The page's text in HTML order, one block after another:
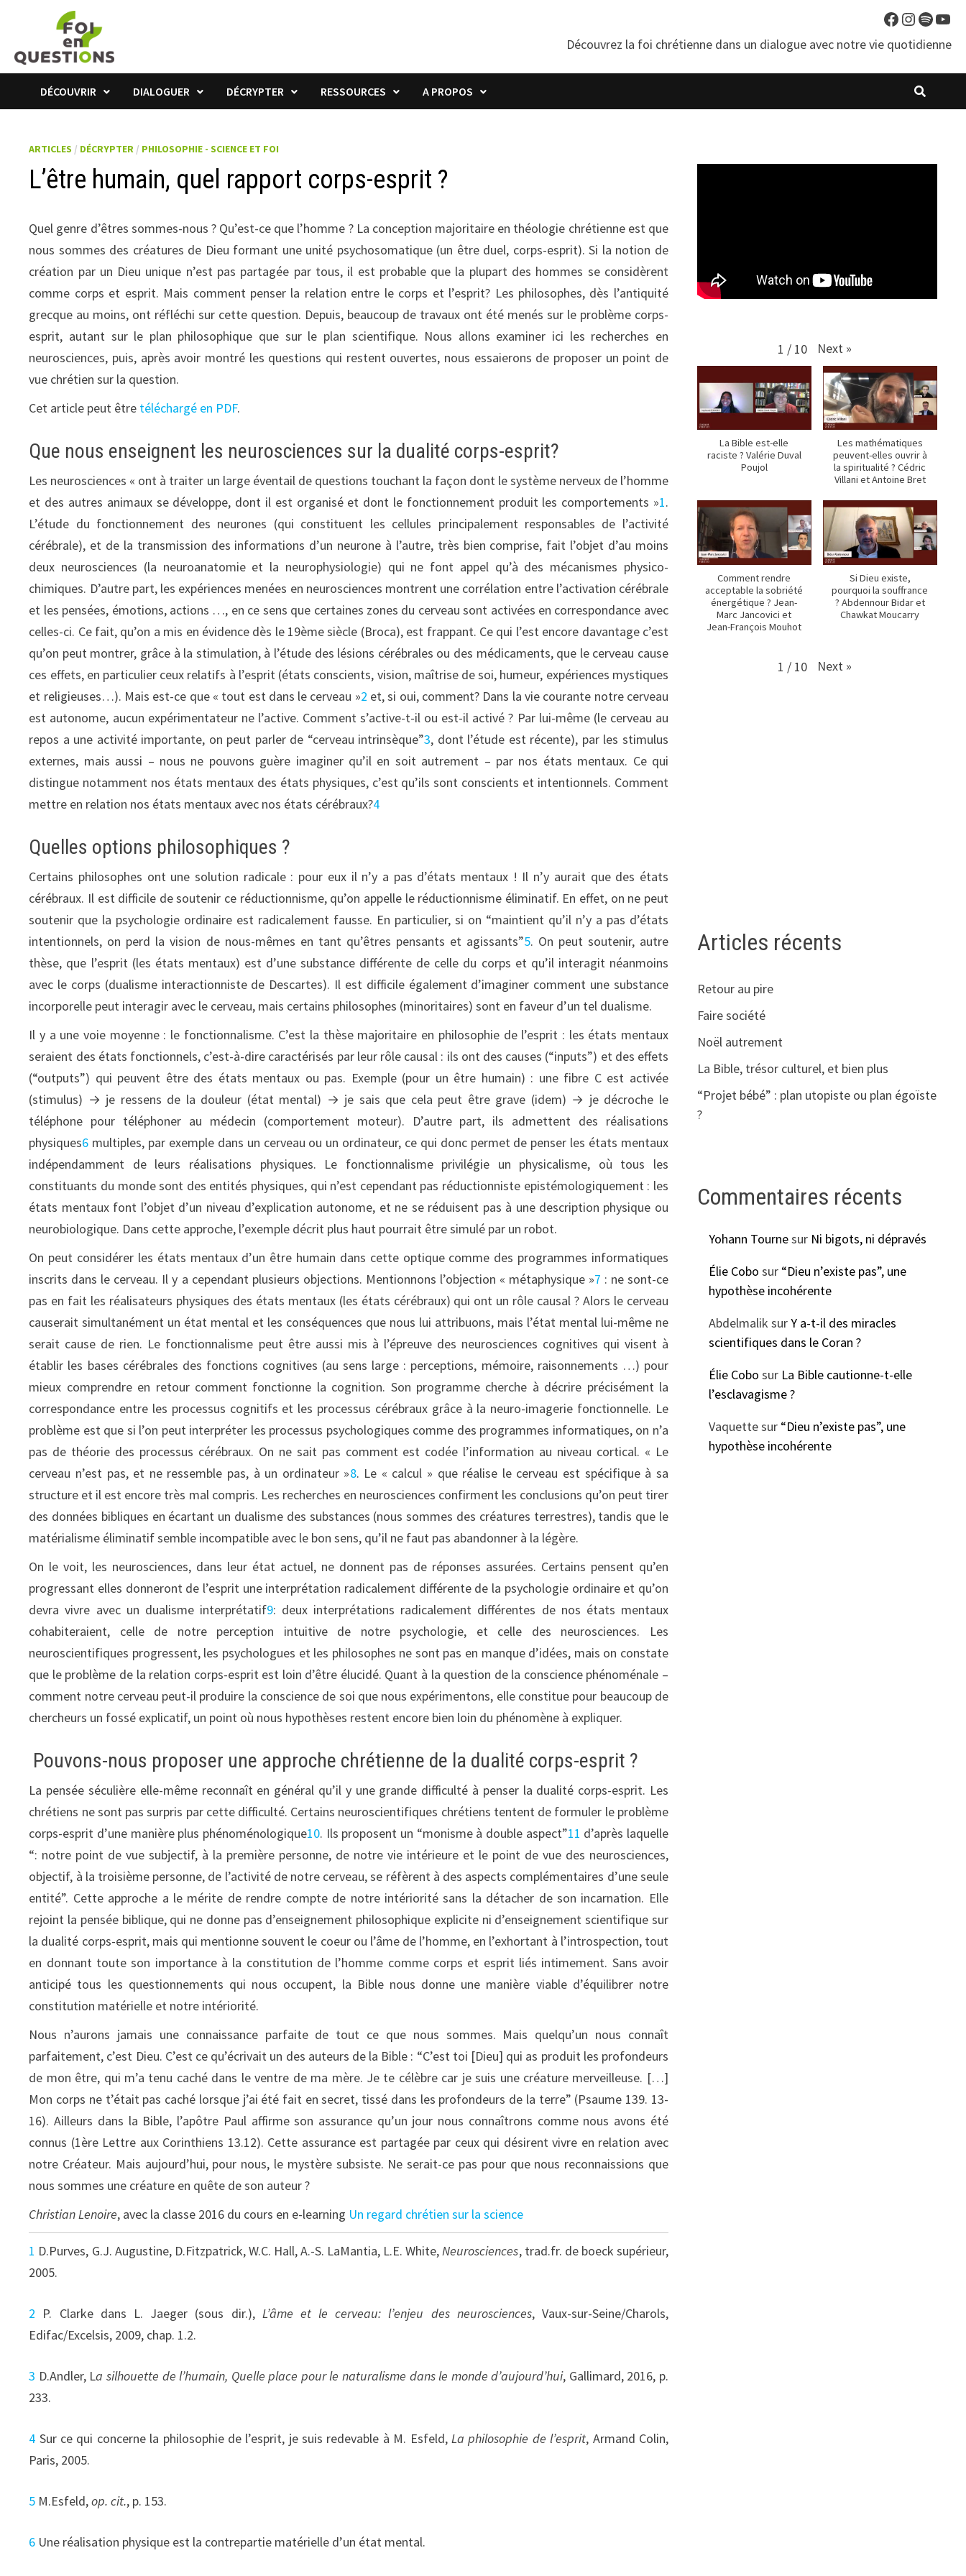
contenu
Facebook
Découvrez la foi chrétienne dans un dialogue avec notre vie quotidienne
DÉCOUVRIR DIALOGUER DÉCRYPTER RESSOURCES A PROPOS
ARTICLES / DÉCRYPTER / PHILOSOPHIE - SCIENCE ET FOI
L’être humain, quel rapport corps-esprit ?
Quel genre d’êtres sommes-nous ? Qu’est-ce que l’homme ? La conception majoritaire en théologie chrétienne est que
nous sommes des créatures de Dieu formant une unité psychosomatique (un être duel, corps-esprit). Si la notion de
création par un Dieu unique n’est pas partagée par tous, il est probable que la plupart des hommes se considèrent
comme corps et esprit. Mais comment penser la relation entre le corps et l’esprit? Les philosophes, dès l’antiquité
grecque au moins, ont réfléchi sur cette question. Depuis, beaucoup de travaux ont été menés sur le problème corps-
esprit, autant sur le plan philosophique que sur le plan scientifique. Nous allons examiner ici les recherches en
neurosciences, puis, après avoir montré les questions qui restent ouvertes, nous essaierons de proposer un point de
vue chrétien sur la question.
Cet article peut être téléchargé en PDF.
Que nous enseignent les neurosciences sur la dualité corps-esprit?
Les neurosciences « ont à traiter un large éventail de questions touchant la façon dont le système nerveux de l’homme
et des autres animaux se développe, dont il est organisé et dont le fonctionnement produit les comportements »1.
L’étude du fonctionnement des neurones (qui constituent les cellules principalement responsables de l’activité
cérébrale), et de la transmission des informations d’un neurone à l’autre, très bien comprise, fait l’objet d’au moins
deux neurosciences (la neuroanatomie et la neurophysiologie) qui ne font appel qu’à des mécanismes physico-
chimiques. D’autre part, les expériences menées en neurosciences montrent une corrélation entre l’activation cérébrale
et les pensées, émotions, actions …, en ce sens que certaines zones du cerveau sont activées en correspondance avec
celles-ci. Ce fait, qu’on a mis en évidence dès le 19ème siècle (Broca), est frappant. Ce qui l’est encore davantage c’est
qu’on peut montrer, grâce à la stimulation, à l’étude des lésions cérébrales ou des médicaments, que le cerveau cause
ces effets, en particulier ceux relatifs à l’esprit (états conscients, vision, maîtrise de soi, humeur, expériences mystiques
et religieuses…). Mais est-ce que « tout est dans le cerveau »2 et, si oui, comment? Dans la vie courante notre cerveau
est autonome, aucun expérimentateur ne l’active. Comment s’active-t-il ou est-il activé ? Par lui-même (le cerveau au
repos a une activité importante, on peut parler de “cerveau intrinsèque”3, dont l’étude est récente), par les stimulus
externes, mais aussi – nous ne pouvons guère imaginer qu’il en soit autrement – par nos états mentaux. Ce qui
distingue notamment nos états mentaux des états physiques, c’est qu’ils sont conscients et intentionnels. Comment
mettre en relation nos états mentaux avec nos états cérébraux?4
Quelles options philosophiques ?
Certains philosophes ont une solution radicale : pour eux il n’y a pas d’états mentaux ! Il n’y aurait que des états
cérébraux. Il est difficile de soutenir ce réductionnisme, qu’on appelle le réductionnisme éliminatif. En effet, on ne peut
soutenir que la psychologie ordinaire est radicalement fausse. En particulier, si on “maintient qu’il n’y a pas d’états
intentionnels, on perd la vision de nous-mêmes en tant qu’êtres pensants et agissants”5. On peut soutenir, autre
thèse, que l’esprit (les états mentaux) est d’une substance différente de celle du corps et qu’il interagit néanmoins
avec le corps (dualisme interactionniste de Descartes). Il est difficile également d’imaginer comment une substance
incorporelle peut interagir avec le cerveau, mais certains philosophes (minoritaires) sont en faveur d’un tel dualisme.
Il y a une voie moyenne : le fonctionnalisme. C’est la thèse majoritaire en philosophie de l’esprit : les états mentaux
seraient des états fonctionnels, c’est-à-dire caractérisés par leur rôle causal : ils ont des causes (“inputs”) et des effets
(“outputs”) qui peuvent être des états mentaux ou pas. Exemple (pour un être humain) : une fibre C est activée
(stimulus) → je ressens de la douleur (état mental) → je sais que cela peut être grave (idem) → je décroche le
téléphone pour téléphoner au médecin (comportement moteur). D’autre part, ils admettent des réalisations
physiques6 multiples, par exemple dans un cerveau ou un ordinateur, ce qui donc permet de penser les états mentaux
indépendamment de leurs réalisations physiques. Le fonctionnalisme privilégie un physicalisme, où tous les
constituants du monde sont des entités physiques, qui n’est cependant pas réductionniste epistémologiquement : les
états mentaux font l’objet d’un niveau d’explication autonome, et ne se réduisent pas à une description physique ou
neurobiologique. Dans cette approche, l’exemple décrit plus haut pourrait être simulé par un robot.
On peut considérer les états mentaux d’un être humain dans cette optique comme des programmes informatiques
inscrits dans le cerveau. Il y a cependant plusieurs objections. Mentionnons l’objection « métaphysique »7 : ne sont-ce
pas en fait les réalisateurs physiques des états mentaux (les états cérébraux) qui ont un rôle causal ? Alors le cerveau
causerait simultanément un état mental et les conséquences que nous lui attribuons, mais l’état mental lui-même ne
serait cause de rien. Le fonctionnalisme peut être aussi mis à l’épreuve des neurosciences cognitives qui visent à
établir les bases cérébrales des fonctions cognitives (au sens large : perceptions, mémoire, raisonnements …) pour
mieux comprendre en retour comment fonctionne la cognition. Son programme cherche à décrire précisément la
correspondance entre les processus cognitifs et les processus cérébraux grâce à la neuro-imagerie fonctionnelle. Le
problème est que si l’on peut interpréter les processus psychologiques comme des programmes informatiques, on n’a
pas de théorie des processus cérébraux. On ne sait pas comment est codée l’information au niveau cortical. « Le
cerveau n’est pas, et ne ressemble pas, à un ordinateur »8. Le « calcul » que réalise le cerveau est spécifique à sa
structure et il est encore très mal compris. Les recherches en neurosciences confirment les conclusions qu’on peut tirer
des données bibliques en écartant un dualisme des substances (nous sommes des créatures terrestres), tandis que le
matérialisme éliminatif semble incompatible avec le bon sens, qu’il ne faut pas abandonner à la légère.
On le voit, les neurosciences, dans leur état actuel, ne donnent pas de réponses assurées. Certains pensent qu’en
progressant elles donneront de l’esprit une interprétation radicalement différente de la psychologie ordinaire et qu’on
devra vivre avec un dualisme interprétatif9: deux interprétations radicalement différentes de nos états mentaux
cohabiteraient, celle de notre perception intuitive de notre psychologie, et celle des neurosciences. Les
neuroscientifiques progressent, les psychologues et les philosophes ne sont pas en manque d’idées, mais on constate
que le problème de la relation corps-esprit est loin d’être élucidé. Quant à la question de la conscience phénoménale –
comment notre cerveau peut-il produire la conscience de soi que nous expérimentons, elle constitue pour beaucoup de
chercheurs un fossé explicatif, un point où nous hypothèses restent encore bien loin du phénomène à expliquer.
Pouvons-nous proposer une approche chrétienne de la dualité corps-esprit ?
La pensée séculière elle-même reconnaît en général qu’il y une grande difficulté à penser la dualité corps-esprit. Les
chrétiens ne sont pas surpris par cette difficulté. Certains neuroscientifiques chrétiens tentent de formuler le problème
corps-esprit d’une manière plus phénoménologique10. Ils proposent un “monisme à double aspect”11 d’après laquelle
“: notre point de vue subjectif, à la première personne, de notre vie intérieure et le point de vue des neurosciences,
objectif, à la troisième personne, de l’activité de notre cerveau, se réfèrent à des aspects complémentaires d’une seule
entité”. Cette approche a le mérite de rendre compte de notre intériorité sans la détacher de son incarnation. Elle
rejoint la pensée biblique, qui ne donne pas d’enseignement philosophique explicite ni d’enseignement scientifique sur
la dualité corps-esprit, mais qui mentionne souvent le coeur ou l’âme de l’homme, en l’exhortant à l’introspection, tout
en donnant toute son importance à la constitution de l’homme comme corps et esprit liés intimement. Sans avoir
anticipé tous les questionnements qui nous occupent, la Bible nous donne une manière viable d’équilibrer notre
constitution matérielle et notre intériorité.
Nous n’aurons jamais une connaissance parfaite de tout ce que nous sommes. Mais quelqu’un nous connaît
parfaitement, c’est Dieu. C’est ce qu’écrivait un des auteurs de la Bible : “C’est toi [Dieu] qui as produit les profondeurs
de mon être, qui m’a tenu caché dans le ventre de ma mère. Je te célèbre car je suis une créature merveilleuse. […]
Mon corps ne t’était pas caché lorsque j’ai été fait en secret, tissé dans les profondeurs de la terre” (Psaume 139. 13-
16). Ailleurs dans la Bible, l’apôtre Paul affirme son assurance qu’un jour nous connaîtrons comme nous avons été
connus (1ère Lettre aux Corinthiens 13.12). Cette assurance est partagée par ceux qui désirent vivre en relation avec
notre Créateur. Mais aujourd’hui, pour nous, le mystère subsiste. Ne serait-ce pas pour que nous reconnaissions que
nous sommes une créature en quête de son auteur ?
Christian Lenoire, avec la classe 2016 du cours en e-learning Un regard chrétien sur la science
1 D.Purves, G.J. Augustine, D.Fitzpatrick, W.C. Hall, A.-S. LaMantia, L.E. White,Neurosciences, trad.fr. de boeck supérieur,
2005.
2 P. Clarke dans L. Jaeger (sous dir.), L’âme et le cerveau: l’enjeu des neurosciences, Vaux-sur-Seine/Charols,
Edifac/Excelsis, 2009, chap. 1.2.
3 D.Andler, La silhouette de l’humain, Quelle place pour le naturalisme dans le monde d’aujourd’hui, Gallimard, 2016, p.
233.
4 Sur ce qui concerne la philosophie de l’esprit, je suis redevable à M. Esfeld,La philosophie de l’esprit, Armand Colin,
Paris, 2005.
5 M.Esfeld,op. cit., p. 153.
6 Une réalisation physique est la contrepartie matérielle d’un état mental.
1 / 10 Next »
La Bible est-elle
raciste ? Valérie Duval
Poujol
Les mathématiques
peuvent-elles ouvrir à
la spiritualité ? Cédric
Villani et Antoine Bret
Comment rendre
acceptable la sobriété
énergétique ? Jean-
Marc Jancovici et
Jean-François Mouhot
Si Dieu existe,
pourquoi la souffrance
? Abdennour Bidar et
Chawkat Moucarry
1 / 10 Next »
Articles récents
Retour au pire
Faire société
Noël autrement
La Bible, trésor culturel, et bien plus
“Projet bébé” : plan utopiste ou plan égoïste
?
Commentaires récents
Yohann Tournesur Ni bigots, ni dépravés
Élie Cobo sur “Dieu n’existe pas”, une
hypothèse incohérente
Abdelmalik surY a-t-il des miracles
scientifiques dans le Coran ?
Élie Cobo sur La Bible cautionne-t-elle
l’esclavagisme ?
Vaquettesur “Dieu n’existe pas”, une
hypothèse incohérente